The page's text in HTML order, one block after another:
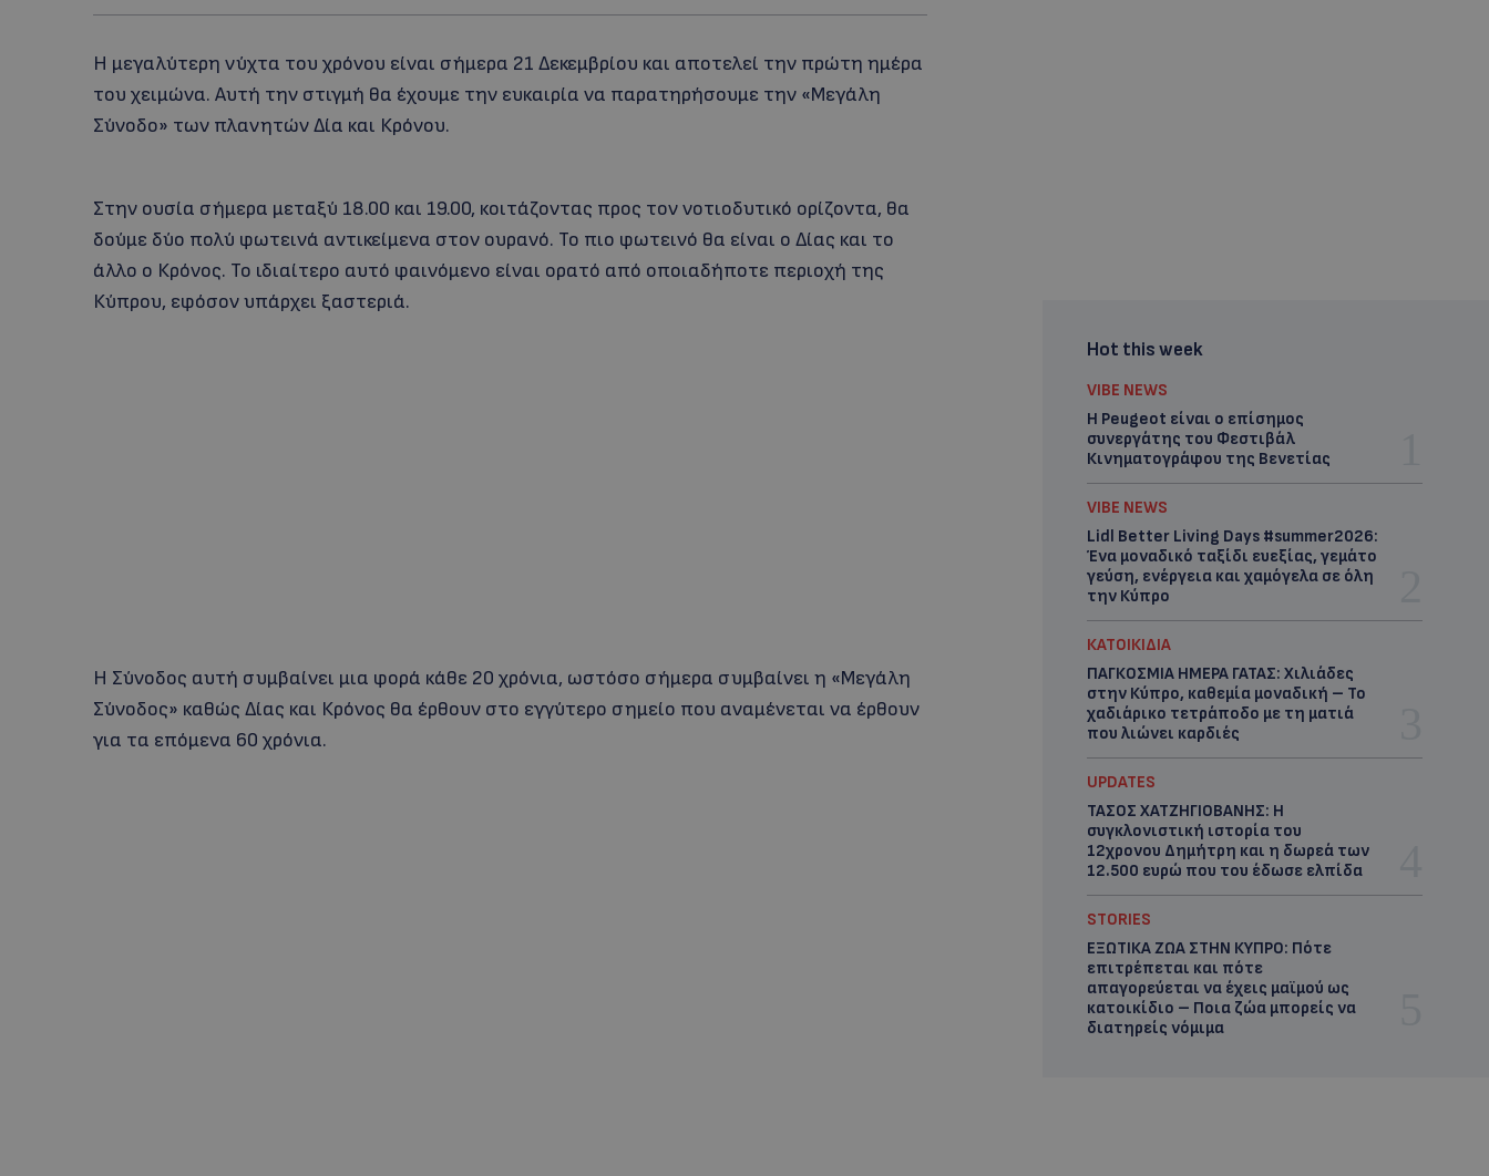
Η μεγαλύτερη νύχτα του χρόνου είναι σήμερα 21 Δεκεμβρίου και αποτελεί την πρώτη ημέρα
του χειμώνα. Αυτή την στιγμή θα έχουμε την ευκαιρία να παρατηρήσουμε την «Μεγάλη
Σύνοδο» των πλανητών Δία και Κρόνου.
Στην ουσία σήμερα μεταξύ 18.00 και 19.00, κοιτάζοντας προς τον νοτιοδυτικό ορίζοντα, θα
δούμε δύο πολύ φωτεινά αντικείμενα στον ουρανό. Το πιο φωτεινό θα είναι ο Δίας και το
άλλο ο Κρόνος. Το ιδιαίτερο αυτό φαινόμενο είναι ορατό από οποιαδήποτε περιοχή της
Κύπρου, εφόσον υπάρχει ξαστεριά.
Η Σύνοδος αυτή συμβαίνει μια φορά κάθε 20 χρόνια, ωστόσο σήμερα συμβαίνει η «Μεγάλη
Σύνοδος» καθώς Δίας και Κρόνος θα έρθουν στο εγγύτερο σημείο που αναμένεται να έρθουν
για τα επόμενα 60 χρόνια.
Hot this week
VIBE NEWS
Η Peugeot είναι ο επίσημος
συνεργάτης του Φεστιβάλ
Κινηματογράφου της Βενετίας
VIBE NEWS
Lidl Better Living Days #summer2026:
Ένα μοναδικό ταξίδι ευεξίας, γεμάτο
γεύση, ενέργεια και χαμόγελα σε όλη
την Κύπρο
ΚΑΤΟΙΚΙΔΙΑ
ΠΑΓΚΟΣΜΙΑ ΗΜΕΡΑ ΓΑΤΑΣ: Χιλιάδες
στην Κύπρο, καθεμία μοναδική – Το
χαδιάρικο τετράποδο με τη ματιά
που λιώνει καρδιές
UPDATES
ΤΑΣΟΣ ΧΑΤΖΗΓΙΟΒΑΝΗΣ: Η
συγκλονιστική ιστορία του
12χρονου Δημήτρη και η δωρεά των
12.500 ευρώ που του έδωσε ελπίδα
STORIES
ΕΞΩΤΙΚΑ ΖΩΑ ΣΤΗΝ ΚΥΠΡΟ: Πότε
επιτρέπεται και πότε
απαγορεύεται να έχεις μαϊμού ως
κατοικίδιο – Ποια ζώα μπορείς να
διατηρείς νόμιμα